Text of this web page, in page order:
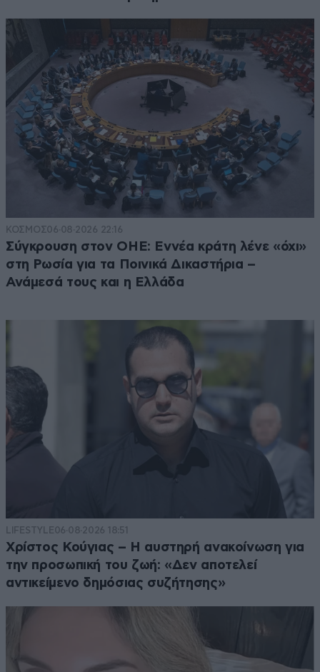
ΚΟΣΜΟΣ06·08·2026 22:16
Σύγκρουση στον ΟΗΕ: Εννέα κράτη λένε «όχι»
στη Ρωσία για τα Ποινικά Δικαστήρια –
Ανάμεσά τους και η Ελλάδα
LIFESTYLE06·08·2026 18:51
Χρίστος Κούγιας – Η αυστηρή ανακοίνωση για
την προσωπική του ζωή: «Δεν αποτελεί
αντικείμενο δημόσιας συζήτησης»